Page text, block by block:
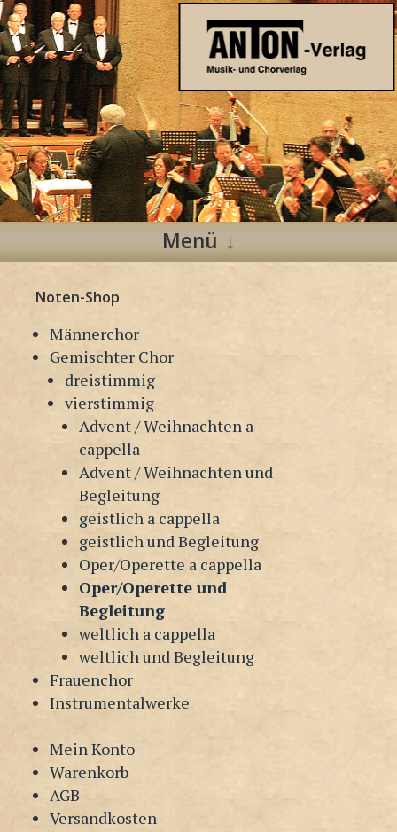
Anton Verlag
Musik- und Chorverlag
Menü
Inhalt
springen
Noten-Shop
Männerchor
Gemischter Chor
dreistimmig
vierstimmig
Advent / Weihnachten a
cappella
Advent / Weihnachten und
Begleitung
geistlich a cappella
geistlich und Begleitung
Oper/Operette a cappella
Oper/Operette und
Begleitung
weltlich a cappella
weltlich und Begleitung
Frauenchor
Instrumentalwerke
Mein Konto
Warenkorb
AGB
Versandkosten